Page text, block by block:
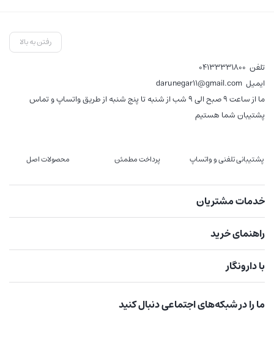
رفتن به بالا
تلفن 04133331800
ایمیل darunegar11@gmail.com
ما از ساعت 9 صبح الی 9 شب از شنبه تا پنج شنبه از طریق واتساپ و تماس
پشتیبان شما هستیم
پشتیبانی تلفنی و واتساپ پرداخت مطمئن محصولات اصل
خدمات مشتریان
راهنمای خرید
با دارونگار
ما را در شبکه‌های اجتماعی دنبال کنید